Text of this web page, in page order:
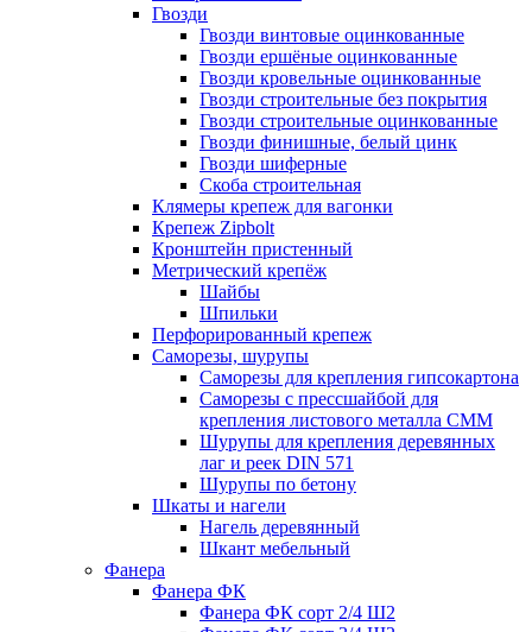
Гвозди
Гвозди винтовые оцинкованные
Гвозди ершёные оцинкованные
Гвозди кровельные оцинкованные
Гвозди строительные без покрытия
Гвозди строительные оцинкованные
Гвозди финишные, белый цинк
Гвозди шиферные
Скоба строительная
Клямеры крепеж для вагонки
Крепеж Zipbolt
Кронштейн пристенный
Метрический крепёж
Шайбы
Шпильки
Перфорированный крепеж
Саморезы, шурупы
Саморезы для крепления гипсокартона
Саморезы с прессшайбой для
крепления листового металла СММ
Шурупы для крепления деревянных
лаг и реек DIN 571
Шурупы по бетону
Шкаты и нагели
Нагель деревянный
Шкант мебельный
Фанера
Фанера ФК
Фанера ФК сорт 2/4 Ш2